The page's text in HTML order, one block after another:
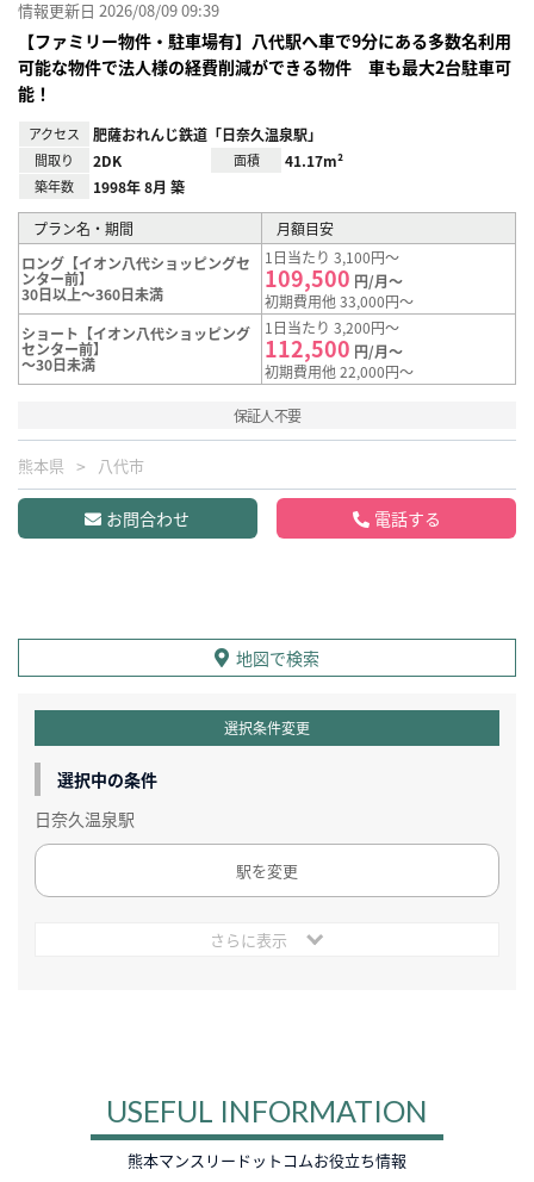
情報更新日 2026/08/09 09:39
【ファミリー物件・駐車場有】八代駅へ車で9分にある多数名利用
可能な物件で法人様の経費削減ができる物件 車も最大2台駐車可
能！
アクセス 肥薩おれんじ鉄道「日奈久温泉駅」
間取り 2DK 面積 41.17m²
築年数 1998年 8月 築
プラン名・期間
月額目安
ロング【イオン八代ショッピングセ
ンター前】
30日以上～360日未満
1日当たり 3,100円～
109,500 円/月～
初期費用他 33,000円～
ショート【イオン八代ショッピング
センター前】
～30日未満
1日当たり 3,200円～
112,500 円/月～
初期費用他 22,000円～
保証人不要
熊本県 八代市
お問合わせ 電話する
地図で検索
選択条件変更
選択中の条件
日奈久温泉駅
駅を変更
さらに表示
USEFUL INFORMATION
熊本マンスリードットコムお役立ち情報